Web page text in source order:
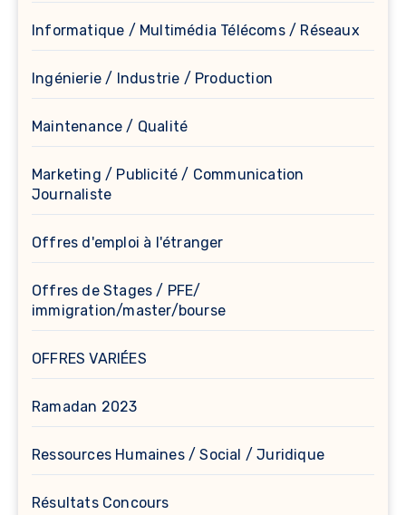
Informatique / Multimédia Télécoms / Réseaux
Ingénierie / Industrie / Production
Maintenance / Qualité
Marketing / Publicité / Communication
Journaliste
Offres d'emploi à l'étranger
Offres de Stages / PFE/
immigration/master/bourse
OFFRES VARIÉES
Ramadan 2023
Ressources Humaines / Social / Juridique
Résultats Concours